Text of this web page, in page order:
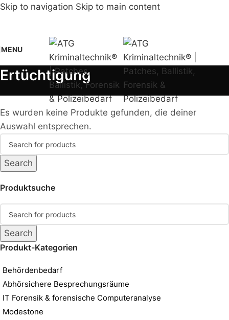
Skip to navigation Skip to main content
MENU
Ertüchtigung
Produktsuche
Search
Produkt-Kategorien
Behördenbedarf
Abhörsichere Besprechungsräume
IT Forensik & forensische Computeranalyse
Modestone
Es wurden keine Produkte gefunden, die deiner
Auswahl entsprechen.
Search